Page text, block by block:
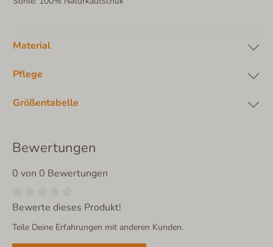
Material
Pflege
Größentabelle
Bewertungen
0 von 0 Bewertungen
Bewerte dieses Produkt!
Teile Deine Erfahrungen mit anderen Kunden.